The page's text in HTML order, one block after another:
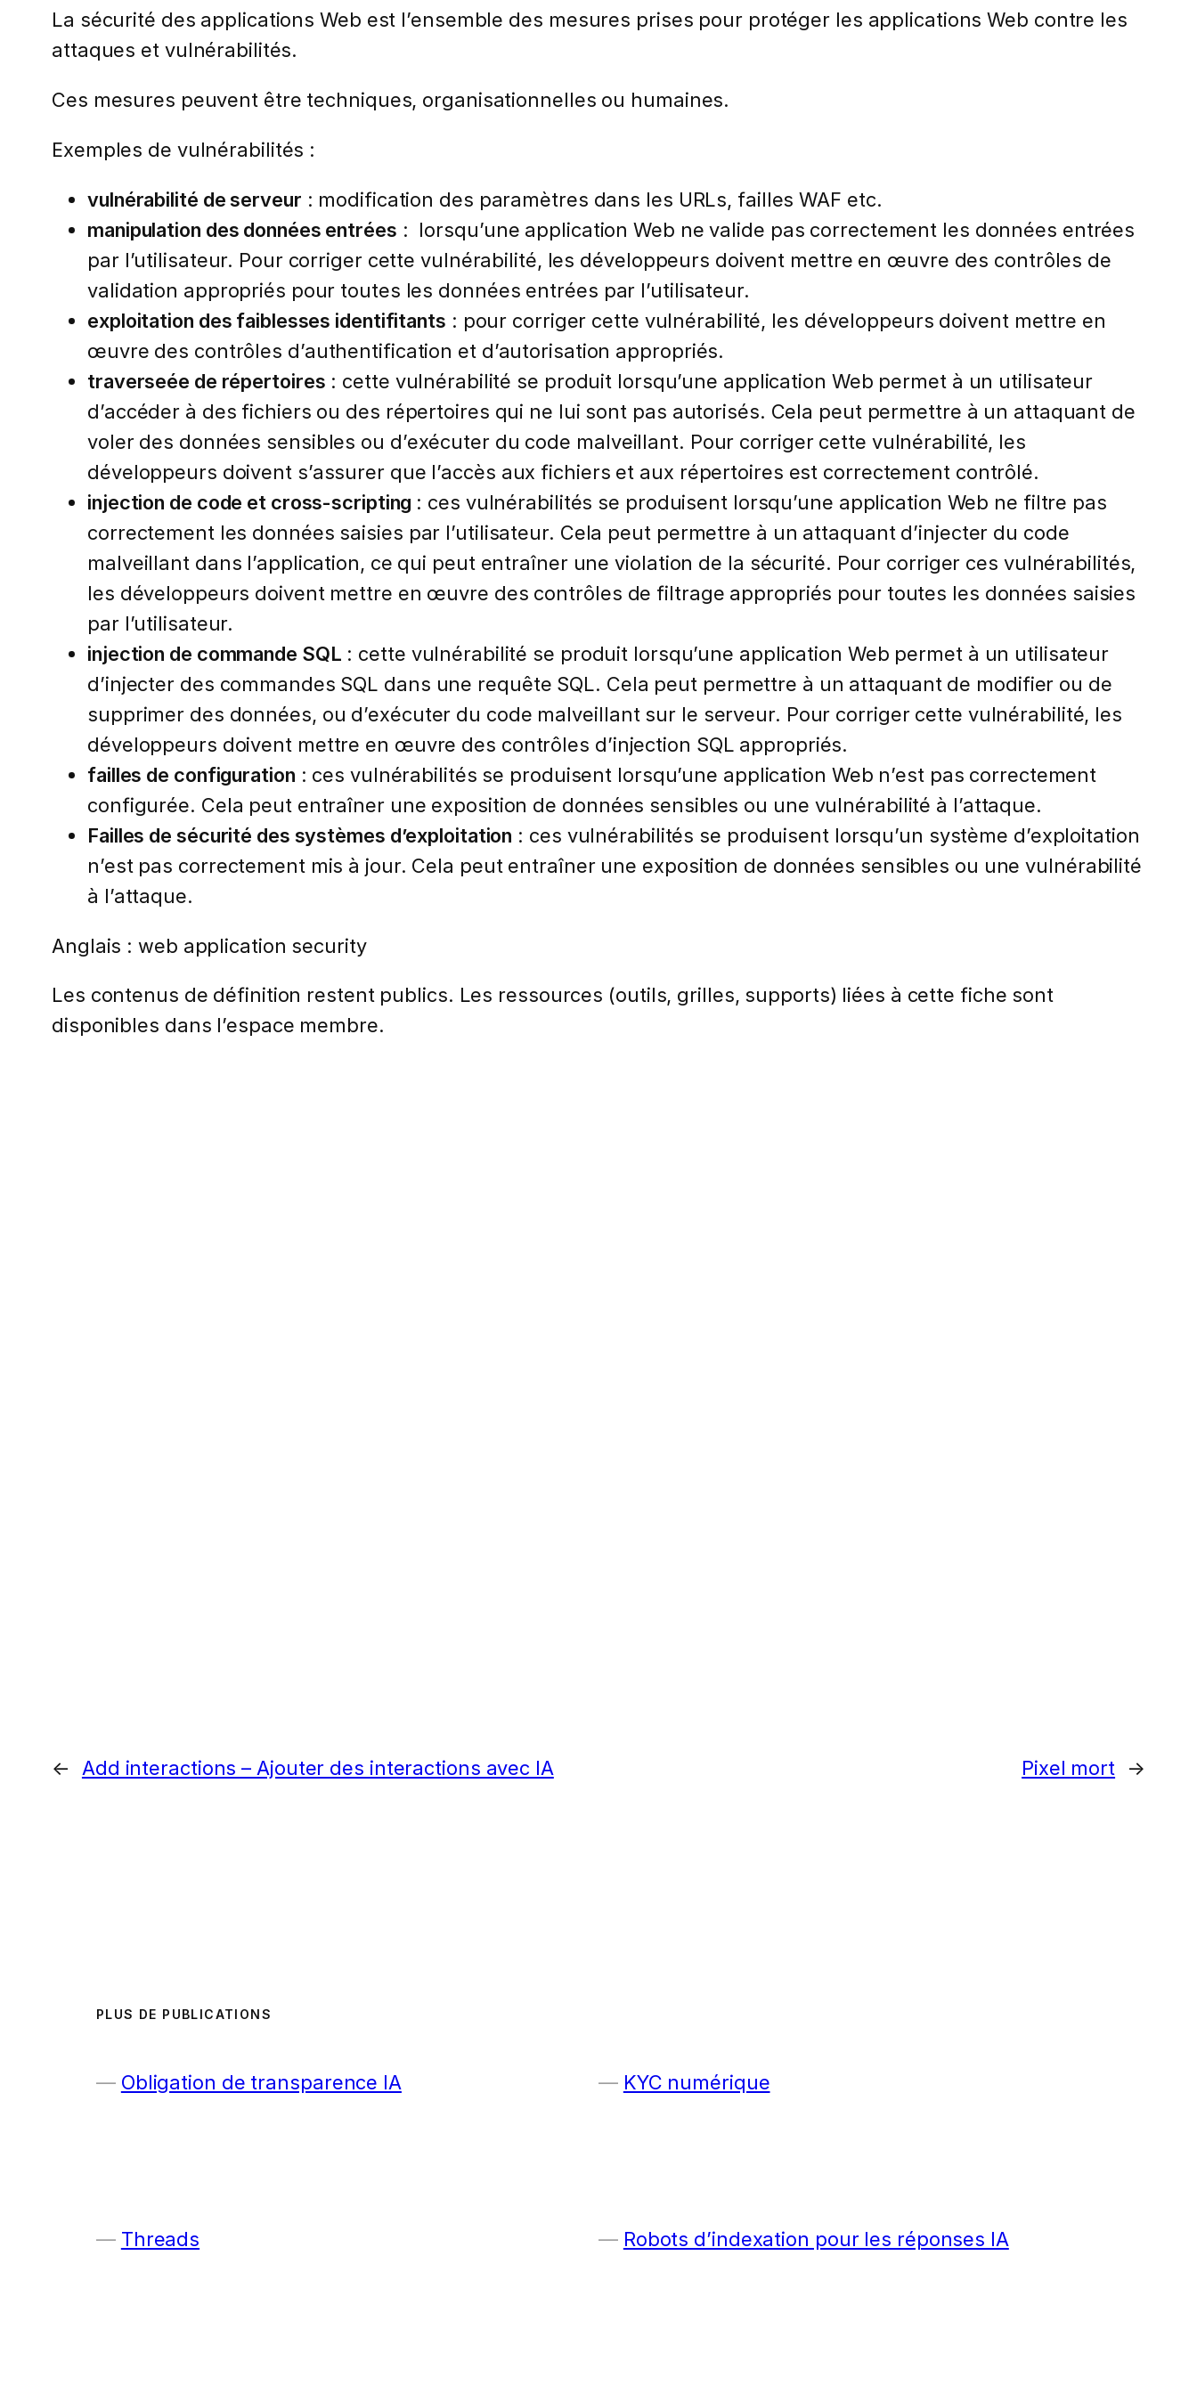
La sécurité des applications Web est l’ensemble des mesures prises pour protéger les applications Web contre les
attaques et vulnérabilités.
Ces mesures peuvent être techniques, organisationnelles ou humaines.
Exemples de vulnérabilités :
vulnérabilité de serveur : modification des paramètres dans les URLs, failles WAF etc.
manipulation des données entrées : lorsqu’une application Web ne valide pas correctement les données entrées
par l’utilisateur. Pour corriger cette vulnérabilité, les développeurs doivent mettre en œuvre des contrôles de
validation appropriés pour toutes les données entrées par l’utilisateur.
exploitation des faiblesses identifitants : pour corriger cette vulnérabilité, les développeurs doivent mettre en
œuvre des contrôles d’authentification et d’autorisation appropriés.
traverseée de répertoires : cette vulnérabilité se produit lorsqu’une application Web permet à un utilisateur
d’accéder à des fichiers ou des répertoires qui ne lui sont pas autorisés. Cela peut permettre à un attaquant de
voler des données sensibles ou d’exécuter du code malveillant. Pour corriger cette vulnérabilité, les
développeurs doivent s’assurer que l’accès aux fichiers et aux répertoires est correctement contrôlé.
injection de code et cross-scripting : ces vulnérabilités se produisent lorsqu’une application Web ne filtre pas
correctement les données saisies par l’utilisateur. Cela peut permettre à un attaquant d’injecter du code
malveillant dans l’application, ce qui peut entraîner une violation de la sécurité. Pour corriger ces vulnérabilités,
les développeurs doivent mettre en œuvre des contrôles de filtrage appropriés pour toutes les données saisies
par l’utilisateur.
injection de commande SQL : cette vulnérabilité se produit lorsqu’une application Web permet à un utilisateur
d’injecter des commandes SQL dans une requête SQL. Cela peut permettre à un attaquant de modifier ou de
supprimer des données, ou d’exécuter du code malveillant sur le serveur. Pour corriger cette vulnérabilité, les
développeurs doivent mettre en œuvre des contrôles d’injection SQL appropriés.
failles de configuration : ces vulnérabilités se produisent lorsqu’une application Web n’est pas correctement
configurée. Cela peut entraîner une exposition de données sensibles ou une vulnérabilité à l’attaque.
Failles de sécurité des systèmes d’exploitation : ces vulnérabilités se produisent lorsqu’un système d’exploitation
n’est pas correctement mis à jour. Cela peut entraîner une exposition de données sensibles ou une vulnérabilité
à l’attaque.
Anglais : web application security
Les contenus de définition restent publics. Les ressources (outils, grilles, supports) liées à cette fiche sont
disponibles dans l’espace membre.
← Add interactions – Ajouter des interactions avec IA Pixel mort →
PLUS DE PUBLICATIONS
Obligation de transparence IA KYC numérique
Threads Robots d’indexation pour les réponses IA